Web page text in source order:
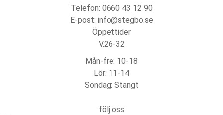
Telefon: 0660 43 12 90
E-post: info@stegbo.se
Öppettider
V.26-32
Mån-fre: 10-18
Lör: 11-14
Söndag: Stängt
följ oss